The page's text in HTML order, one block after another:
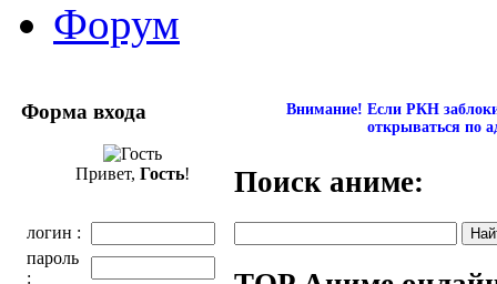
Форум
Форма входа
Привет, Гость!
логин :
пароль
:
Внимание! Если РКН
открываться по
Поиск аниме: